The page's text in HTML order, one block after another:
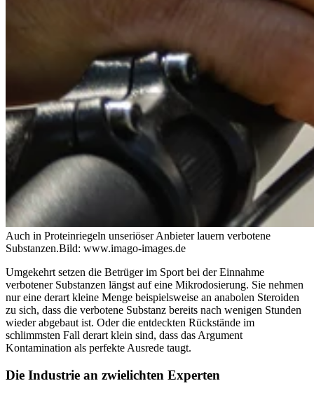
Auch in Proteinriegeln unseriöser Anbieter lauern verbotene
Substanzen.Bild: www.imago-images.de
Umgekehrt setzen die Betrüger im Sport bei der Einnahme
verbotener Substanzen längst auf eine Mikrodosierung. Sie nehmen
nur eine derart kleine Menge beispielsweise an anabolen Steroiden
zu sich, dass die verbotene Substanz bereits nach wenigen Stunden
wieder abgebaut ist. Oder die entdeckten Rückstände im
schlimmsten Fall derart klein sind, dass das Argument
Kontamination als perfekte Ausrede taugt.
Die Industrie an zwielichten Experten